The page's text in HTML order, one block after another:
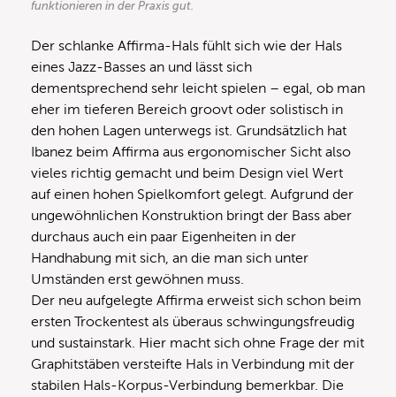
funktionieren in der Praxis gut.
Der schlanke Affirma-Hals fühlt sich wie der Hals
eines Jazz-Basses an und lässt sich
dementsprechend sehr leicht spielen – egal, ob man
eher im tieferen Bereich groovt oder solistisch in
den hohen Lagen unterwegs ist. Grundsätzlich hat
Ibanez beim Affirma aus ergonomischer Sicht also
vieles richtig gemacht und beim Design viel Wert
auf einen hohen Spielkomfort gelegt. Aufgrund der
ungewöhnlichen Konstruktion bringt der Bass aber
durchaus auch ein paar Eigenheiten in der
Handhabung mit sich, an die man sich unter
Umständen erst gewöhnen muss.
Der neu aufgelegte Affirma erweist sich schon beim
ersten Trockentest als überaus schwingungsfreudig
und sustainstark. Hier macht sich ohne Frage der mit
Graphitstäben versteifte Hals in Verbindung mit der
stabilen Hals-Korpus-Verbindung bemerkbar. Die